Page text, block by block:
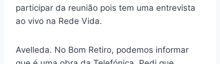
participar da reunião pois tem uma entrevista
ao vivo na Rede Vida.
Avelleda. No Bom Retiro, podemos informar